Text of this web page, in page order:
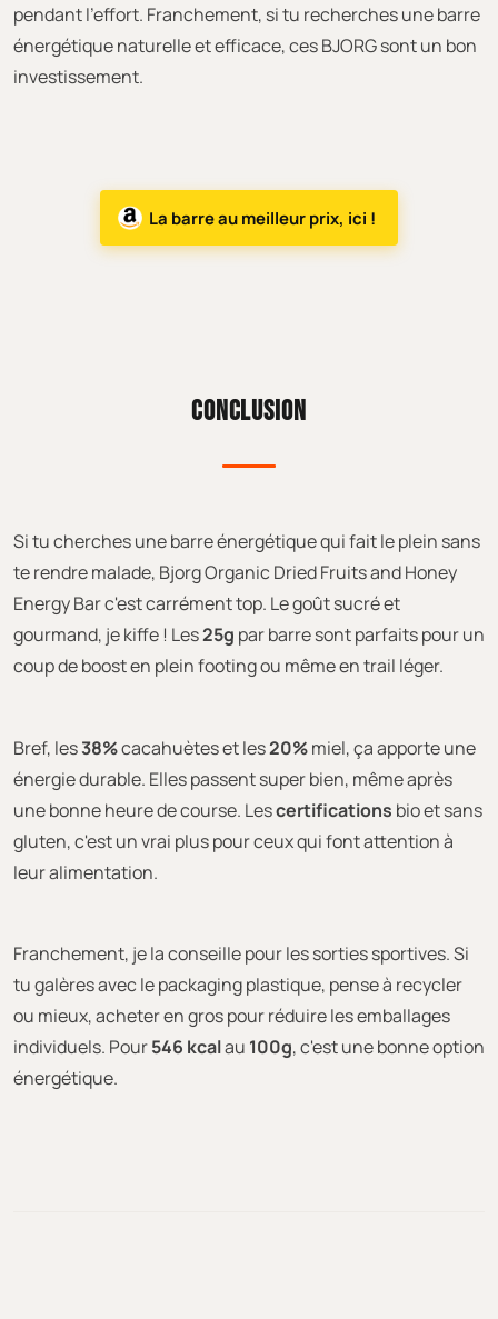
pendant l'effort. Franchement, si tu recherches une barre
énergétique naturelle et efficace, ces BJORG sont un bon
investissement.
La barre au meilleur prix, ici !
CONCLUSION
Si tu cherches une barre énergétique qui fait le plein sans
te rendre malade, Bjorg Organic Dried Fruits and Honey
Energy Bar c'est carrément top. Le goût sucré et
gourmand, je kiffe ! Les25g par barre sont parfaits pour un
coup de boost en plein footing ou même en trail léger.
Bref, les38%cacahuètes et les20%miel, ça apporte une
énergie durable. Elles passent super bien, même après
une bonne heure de course. Lescertifications bio et sans
gluten, c'est un vrai plus pour ceux qui font attention à
leur alimentation.
Franchement, je la conseille pour les sorties sportives. Si
tu galères avec le packaging plastique, pense à recycler
ou mieux, acheter en gros pour réduire les emballages
individuels. Pour546 kcalau 100g, c'est une bonne option
énergétique.